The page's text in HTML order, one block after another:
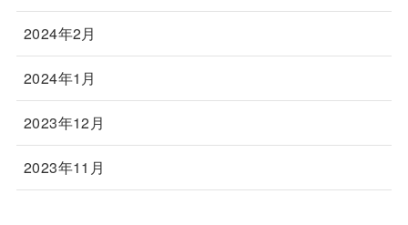
2024年2月
2024年1月
2023年12月
2023年11月